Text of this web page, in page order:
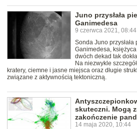
Juno przysłała
Ganimedesa
9 czerwca 2021, 08:44
Sonda Juno
Ganimedesa,
dwóch dekad tak
Na niezwykle
kratery, ciemne i jasne miejsca oraz długie
związane z aktywnością tektoniczną.
skuteczni. Mogą
zakończenie
14 maja 2020, 10:44